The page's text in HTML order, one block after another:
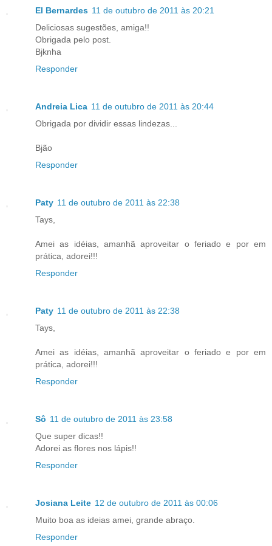
El Bernardes 11 de outubro de 2011 às 20:21
Deliciosas sugestões, amiga!!
Obrigada pelo post.
Bjknha
Responder
Andreia Lica 11 de outubro de 2011 às 20:44
Obrigada por dividir essas lindezas...
Bjão
Responder
Paty 11 de outubro de 2011 às 22:38
Tays,
Amei as idéias, amanhã aproveitar o feriado e por em
prática, adorei!!!
Responder
Paty 11 de outubro de 2011 às 22:38
Tays,
Amei as idéias, amanhã aproveitar o feriado e por em
prática, adorei!!!
Responder
Sô 11 de outubro de 2011 às 23:58
Que super dicas!!
Adorei as flores nos lápis!!
Responder
Josiana Leite 12 de outubro de 2011 às 00:06
Muito boa as ideias amei, grande abraço.
Responder